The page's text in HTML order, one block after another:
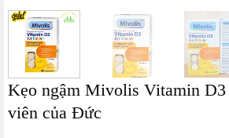
Kẹo ngậm Mivolis Vitamin
viên của Đức